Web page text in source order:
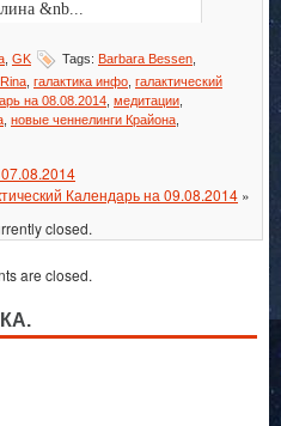
&nb...
GK Tags: Barbara Bessen
галактика инфо галактический
на 08.08.2014 медитации
новые ченнелинги Крайона
Календарь на 09.08.2014 »
closed.
are closed.